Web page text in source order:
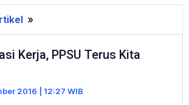
»
Zonasi
Kerja,
Terus
Kerja, PPSU Terus Kita
2016 | 12:27 WIB